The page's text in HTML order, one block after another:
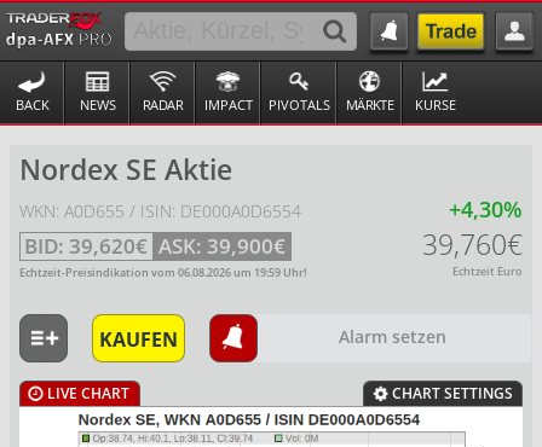
BACK NEWS RADAR IMPACT PIVOTALS MÄRKTE KURSE
Nordex SE Aktie
WKN: A0D655 / ISIN: DE000A0D6554
BID: 39,620€ ASK: 39,900€
Echtzeit-Preisindikation vom 06.08.2026um 19:59 Uhr!
+4,30%
39,760€
Echtzeit Euro
KAUFEN Alarm setzen
LIVE CHART CHART SETTINGS